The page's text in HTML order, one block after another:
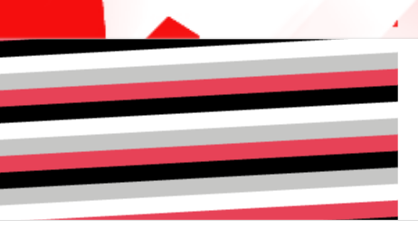
Pokładykultury.eu